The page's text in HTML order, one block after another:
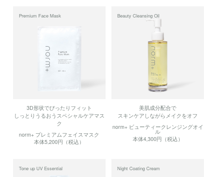
Premium Face Mask
3D形状でぴったりフィット
しっとりうるおうスペシャルケアマス
ク
norm+ プレミアムフェイスマスク
本体5,200円（税込）
Beauty Cleansing Oil
美肌成分配合で
スキンケアしながらメイクをオフ
norm+ ビューティークレンジングオイ
ル
本体4,300円（税込）
Tone up UV Essential Night Coating Cream